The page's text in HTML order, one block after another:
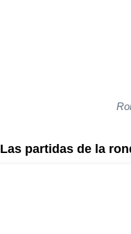
Las partidas de la